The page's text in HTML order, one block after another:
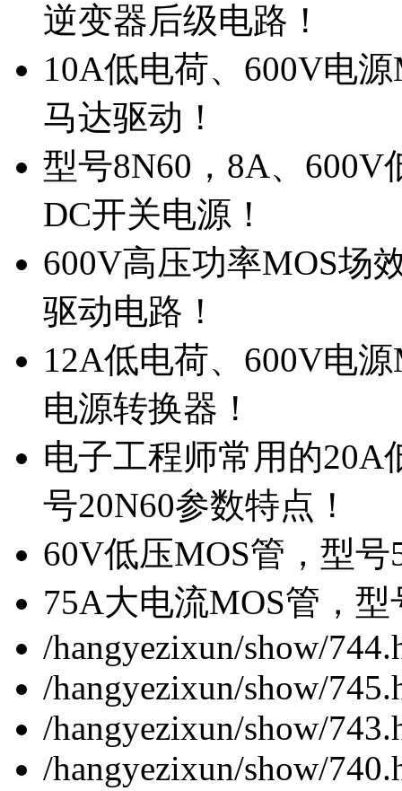
逆变器后级电路！
10A低电荷、600V电
马达驱动！
型号8N60，8A、
DC开关电源！
600V高压功率MOS场
驱动电路！
12A低电荷、600V电
电源转换器！
电子工程师常用的20A
号20N60参数特点！
60V低压MOS管，型
75A大电流MOS管，
/hangyezixun/show/
/hangyezixun/show/
/hangyezixun/show/
/hangyezixun/show/